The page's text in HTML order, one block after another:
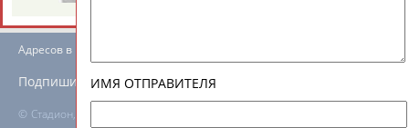
© Стадион, 1998-2026
Адресов в новостной рассылке: 996
Подпишись ИМЯ ОТПРАВИТЕЛЯ